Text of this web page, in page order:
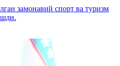
замонавий спорт ва туризм